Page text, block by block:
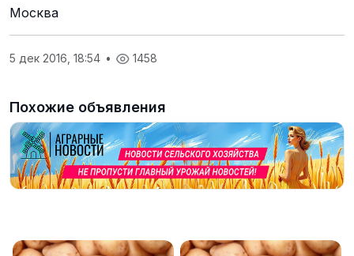
Москва
5 дек 2016, 18:54 • 1458
Похожие объявления